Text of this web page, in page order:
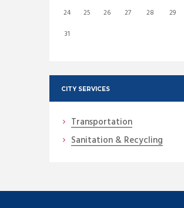
24
25 26 27 28 29
31
CITY SERVICES
Transportation
Sanitation & Recycling